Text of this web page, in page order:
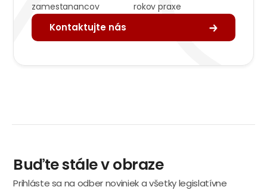
zamestanancov rokov praxe
Kontaktujte nás
Buďte stále v obraze
Prihláste sa na odber noviniek a všetky legislatívne